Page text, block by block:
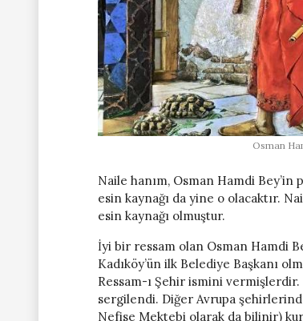
Osman
Naile hanım, Osman Hamdi
esin kaynağı da yine o olacaktır.
esin kaynağı olmuştur.
İyi bir ressam olan Osman Hamdi
Kadıköy’ün ilk Belediye Başkanı
Ressam-ı Şehir ismini
sergilendi. Diğer Avrupa
Nefise Mektebi olarak da bilinir)